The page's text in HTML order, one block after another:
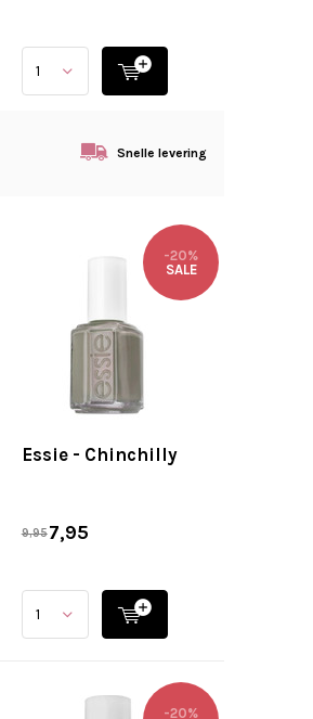
Snelle levering
Essie - Chinchilly
-20%
SALE
9,957,95
-20%